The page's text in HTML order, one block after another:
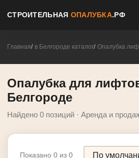
СТРОИТЕЛЬНАЯ ОПАЛУБКА.РФ
Главная в Белгороде каталог Опалубка
Опалубка для
Белгороде
Найдено 0 позиций · Аренда и
Показано 0 из 0